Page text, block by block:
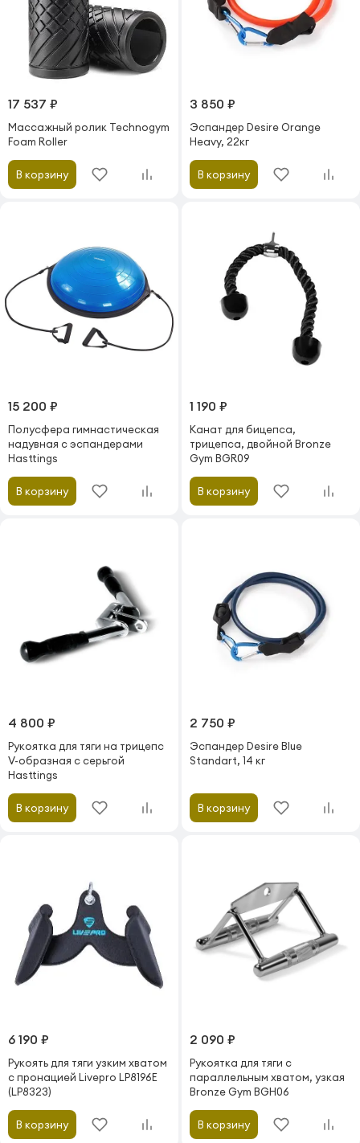
17 537 ₽
Массажный ролик Technogym
Foam Roller
В корзину
3 850 ₽
Эспандер Desire Orange
Heavy, 22кг
В корзину
15 200 ₽
Полусфера гимнастическая
надувная с эспандерами
Hasttings
В корзину
1 190 ₽
Канат для бицепса,
трицепса, двойной Bronze
Gym BGR09
В корзину
4 800 ₽
Рукоятка для тяги на трицепс
V-образная с серьгой
Hasttings
В корзину
2 750 ₽
Эспандер Desire Blue
Standart, 14 кг
В корзину
6 190 ₽
Рукоять для тяги узким хватом
с пронацией Livepro LP8196E
(LP8323)
В корзину
2 090 ₽
Рукоятка для тяги с
параллельным хватом, узкая
Bronze Gym BGH06
В корзину